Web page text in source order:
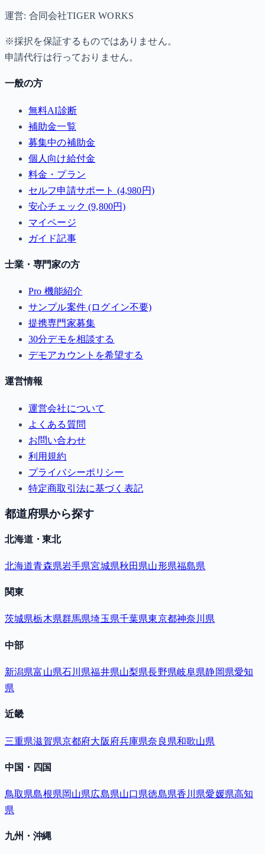
運営: 合同会社TIGER WORKS
※採択を保証するものではありません。
申請代行は行っておりません。
一般の方
無料AI診断
補助金一覧
募集中の補助金
個人向け給付金
料金・プラン
セルフ申請サポート (4,980円)
安心チェック (9,800円)
マイページ
ガイド記事
士業・専門家の方
Pro 機能紹介
サンプル案件 (ログイン不要)
提携専門家募集
30分デモを相談する
デモアカウントを希望する
運営情報
運営会社について
よくある質問
お問い合わせ
利用規約
プライバシーポリシー
特定商取引法に基づく表記
都道府県から探す
北海道・東北
北海道青森県岩手県宮城県秋田県山形県福島県
関東
茨城県栃木県群馬県埼玉県千葉県東京都神奈川県
中部
新潟県富山県石川県福井県山梨県長野県岐阜県静岡県愛知
県
近畿
三重県滋賀県京都府大阪府兵庫県奈良県和歌山県
中国・四国
鳥取県島根県岡山県広島県山口県徳島県香川県愛媛県高知
県
九州・沖縄